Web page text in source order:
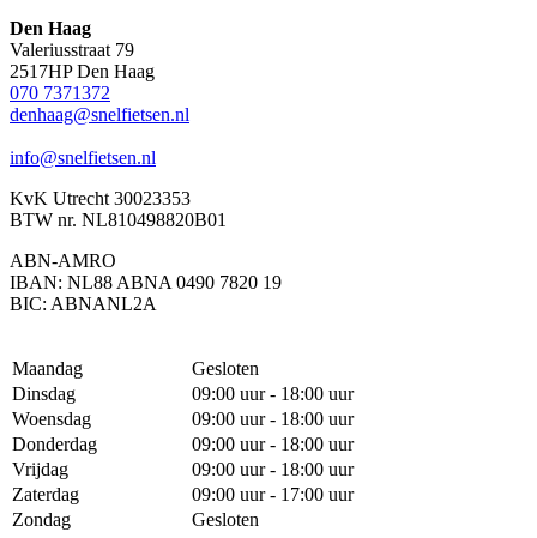
Den Haag
Valeriusstraat 79
2517HP Den Haag
070 7371372
denhaag@snelfietsen.nl
info@snelfietsen.nl
KvK Utrecht 30023353
BTW nr. NL810498820B01
ABN-AMRO
IBAN: NL88 ABNA 0490 7820 19
BIC: ABNANL2A
Maandag
Gesloten
Dinsdag
09:00 uur - 18:00 uur
Woensdag
09:00 uur - 18:00 uur
Donderdag
09:00 uur - 18:00 uur
Vrijdag
09:00 uur - 18:00 uur
Zaterdag
09:00 uur - 17:00 uur
Zondag
Gesloten